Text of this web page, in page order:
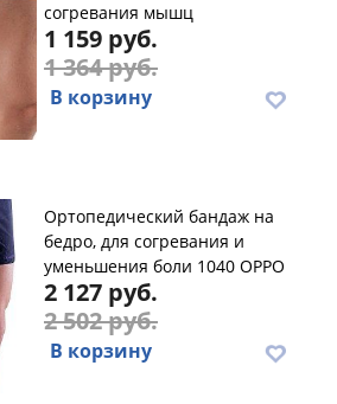
согревания мышц
1 159 руб.
1 364 руб.
В корзину
Ортопедический бандаж на
бедро, для согревания и
уменьшения боли 1040 OPPO
2 127 руб.
2 502 руб.
В корзину